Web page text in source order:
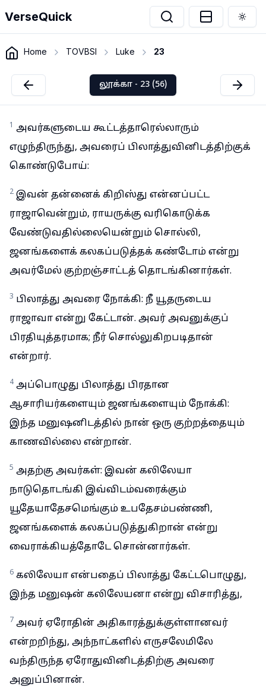
VerseQuick
Home TOVBSI Luke 23
லூக்கா - 23 (56)
1 அவர்களுடைய கூட்டத்தாரெல்லாரும்
எழுந்திருந்து, அவரைப் பிலாத்துவினிடத்திற்குக்
கொண்டுபோய்:
2 இவன் தன்னைக் கிறிஸ்து என்னப்பட்ட
ராஜாவென்றும், ராயருக்கு வரிகொடுக்க
வேண்டுவதில்லையென்றும் சொல்லி,
ஜனங்களைக் கலகப்படுத்தக் கண்டோம் என்று
அவர்மேல் குற்றஞ்சாட்டத் தொடங்கினார்கள்.
3 பிலாத்து அவரை நோக்கி: நீ யூதருடைய
ராஜாவா என்று கேட்டான். அவர் அவனுக்குப்
பிரதியுத்தரமாக; நீர் சொல்லுகிறபடிதான்
என்றார்.
4 அப்பொழுது பிலாத்து பிரதான
ஆசாரியர்களையும் ஜனங்களையும் நோக்கி:
இந்த மனுஷனிடத்தில் நான் ஒரு குற்றத்தையும்
காணவில்லை என்றான்.
5 அதற்கு அவர்கள்: இவன் கலிலேயா
நாடுதொடங்கி இவ்விடம்வரைக்கும்
யூதேயாதேசமெங்கும் உபதேசம்பண்ணி,
ஜனங்களைக் கலகப்படுத்துகிறான் என்று
வைராக்கியத்தோடே சொன்னார்கள்.
6 கலிலேயா என்பதைப் பிலாத்து கேட்டபொழுது,
இந்த மனுஷன் கலிலேயனா என்று விசாரித்து,
7 அவர் ஏரோதின் அதிகாரத்துக்குள்ளானவர்
என்றறிந்து, அந்நாட்களில் எருசலேமிலே
வந்திருந்த ஏரோதுவினிடத்திற்கு அவரை
அனுப்பினான்.